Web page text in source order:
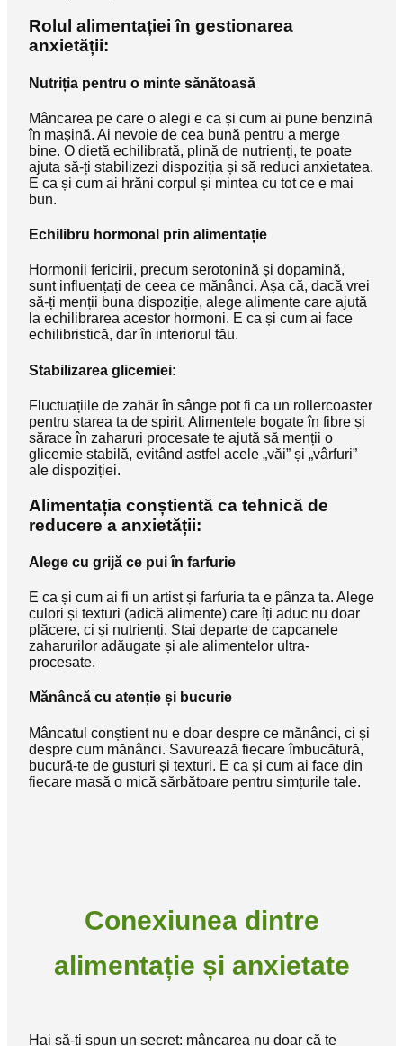
Rolul alimentației în gestionarea
anxietății:
Nutriția pentru o minte sănătoasă
Mâncarea pe care o alegi e ca și cum ai pune benzină
în mașină. Ai nevoie de cea bună pentru a merge
bine. O dietă echilibrată, plină de nutrienți, te poate
ajuta să-ți stabilizezi dispoziția și să reduci anxietatea.
E ca și cum ai hrăni corpul și mintea cu tot ce e mai
bun.
Echilibru hormonal prin alimentație
Hormonii fericirii, precum serotonină și dopamină,
sunt influențați de ceea ce mănânci. Așa că, dacă vrei
să-ți menții buna dispoziție, alege alimente care ajută
la echilibrarea acestor hormoni. E ca și cum ai face
echilibristică, dar în interiorul tău.
Stabilizarea glicemiei:
Fluctuațiile de zahăr în sânge pot fi ca un rollercoaster
pentru starea ta de spirit. Alimentele bogate în fibre și
sărace în zaharuri procesate te ajută să menții o
glicemie stabilă, evitând astfel acele „văi” și „vârfuri”
ale dispoziției.
Alimentația conștientă ca tehnică de
reducere a anxietății:
Alege cu grijă ce pui în farfurie
E ca și cum ai fi un artist și farfuria ta e pânza ta. Alege
culori și texturi (adică alimente) care îți aduc nu doar
plăcere, ci și nutrienți. Stai departe de capcanele
zaharurilor adăugate și ale alimentelor ultra-
procesate.
Mănâncă cu atenție și bucurie
Mâncatul conștient nu e doar despre ce mănânci, ci și
despre cum mănânci. Savurează fiecare îmbucătură,
bucură-te de gusturi și texturi. E ca și cum ai face din
fiecare masă o mică sărbătoare pentru simțurile tale.
Conexiunea dintre
alimentație și anxietate
Hai să-ți spun un secret: mâncarea nu doar că te